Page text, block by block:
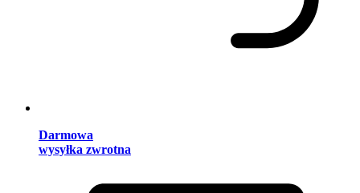
Darmowa
wysyłka zwrotna